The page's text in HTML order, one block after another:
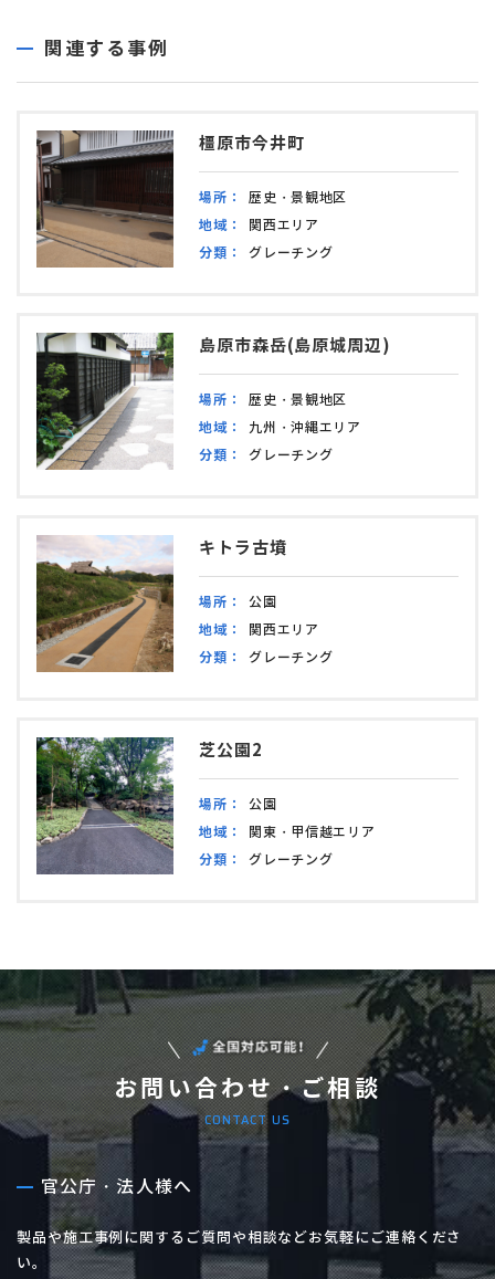
関連する事例
橿原市今井町
場所：
歴史・景観地区
地域：
関西エリア
分類：
グレーチング
島原市森岳(島原城周辺)
場所：
歴史・景観地区
地域：
九州・沖縄エリア
分類：
グレーチング
キトラ古墳
場所：
公園
地域：
関西エリア
分類：
グレーチング
芝公園2
場所：
公園
地域：
関東・甲信越エリア
分類：
グレーチング
お問い合わせ・ご相談
CONTACT US
官公庁・法人様へ
製品や施工事例に関するご質問や相談などお気軽にご連絡くださ
い。